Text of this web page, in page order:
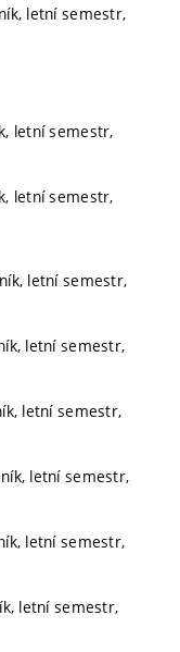
letní semestr,
letní semestr,
letní semestr,
letní semestr,
letní semestr,
letní semestr,
letní semestr,
letní semestr,
letní semestr,